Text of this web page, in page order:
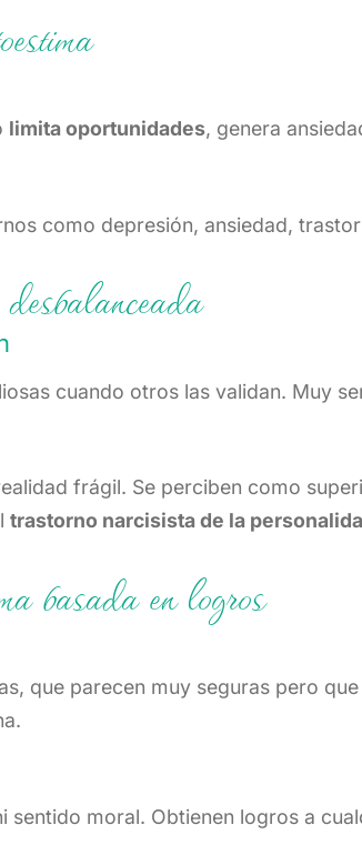
limita oportunidades, genera
como depresión, ansiedad,
cuando otros las validan. Muy
frágil. Se perciben como
trastorno narcisista de la
basada en logros
que parecen muy seguras pero
sentido moral. Obtienen logros a